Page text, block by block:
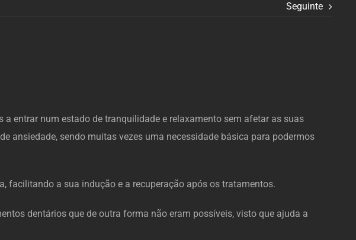
Seguinte
entrar num estado de tranquilidade e relaxamento sem afetar as suas
ansiedade, sendo muitas vezes uma necessidade básica para podermos
facilitando a sua indução e a recuperação após os tratamentos.
dentários que de outra forma não eram possíveis, visto que ajuda a